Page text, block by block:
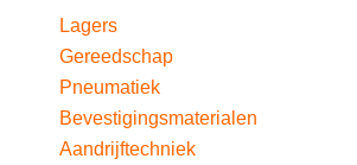
Lagers
Gereedschap
Pneumatiek
Bevestigingsmaterialen
Aandrijftechniek